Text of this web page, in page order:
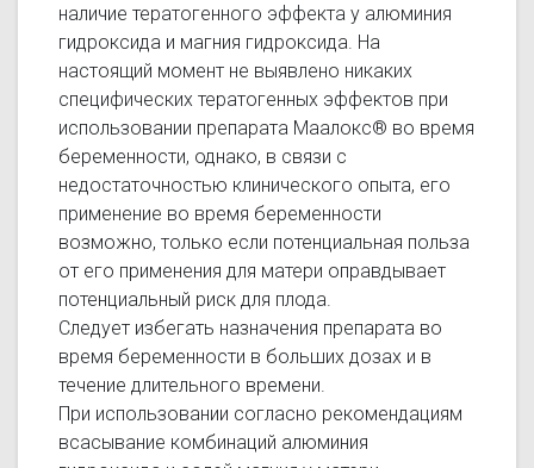
наличие тератогенного эффекта у алюминия
гидроксида и магния гидроксида. На
настоящий момент не выявлено никаких
специфических тератогенных эффектов при
использовании препарата Маалокс® во время
беременности, однако, в связи с
недостаточностью клинического опыта, его
применение во время беременности
возможно, только если потенциальная польза
от его применения для матери оправдывает
потенциальный риск для плода.
Следует избегать назначения препарата во
время беременности в больших дозах и в
течение длительного времени.
При использовании согласно рекомендациям
всасывание комбинаций алюминия